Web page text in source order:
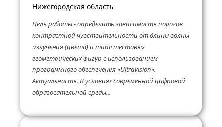
Нижегородская область
Цель работы - определить зависимость порогов
контрастной чувствительности от длины волны
излучения (цвета) и типа тестовых
геометрических фигур с использованием
программного обеспечения «UltraVision».
Актуальность. В условиях современной цифровой
образовательной среды...